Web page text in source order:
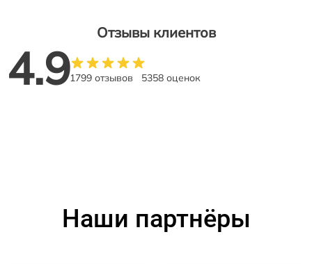
Отзывы клиентов
4.91799 отзывов 5358 оценок
Наши партнёры